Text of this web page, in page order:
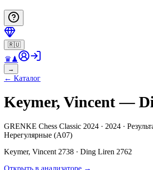
🇷🇺
♛♟
→
← Каталог
Keymer, Vincent —
GRENKE Chess Classic 2024 · 2024 ·
Нерегулярные (A07)
Keymer, Vincent 2738 · Ding Liren 2762
Открыть в анализаторе →